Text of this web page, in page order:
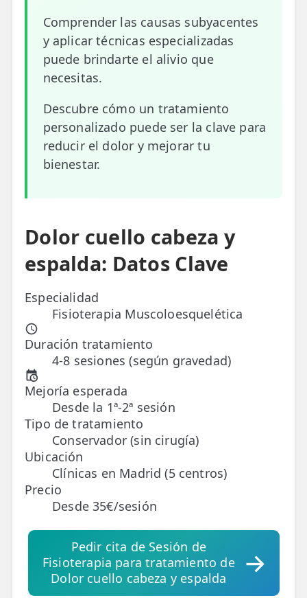
🩻 Fisioterapia Traumatológica
😧 Fisioterapia ATM
🦴 Osteopatía
🫶 Suelo Pélvico
💆 Masajes Madrid
🏅 Fisioterapia Deportiva
🧠 Fisioterapia Neurológica
🧍 Fisioterapia Vestibular
🫁 Fisioterapia Respiratoria
👶 Fisioterapia Pediátrica
TRATAMIENTOS
✅ Punción Seca
✅ Ondas de Choque
✅ EPTE - EPI
ESTÉTICA
✨ Fisioestética
✨ Radiofrecuencia INDIBA
✨ Drenaje Linfático Manual
✨ Presoterapia
✨ Cicatrices y Estrías
Comprender las causas subyacentes
y aplicar técnicas especializadas
puede brindarte el alivio que
necesitas.
Descubre cómo un tratamiento
personalizado puede ser la clave para
reducir el dolor y mejorar tu
bienestar.
Dolor cuello cabeza y
espalda: Datos Clave
Especialidad
Fisioterapia Muscoloesquelética
Duración tratamiento
4-8 sesiones (según gravedad)
Mejoría esperada
Desde la 1ª-2ª sesión
Tipo de tratamiento
Conservador (sin cirugía)
Ubicación
Clínicas en Madrid (5 centros)
Precio
Desde 35€/sesión
Pedir cita de Sesión de
Fisioterapia para tratamiento de
Dolor cuello cabeza y espalda